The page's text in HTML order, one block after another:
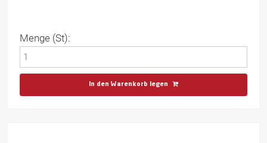
Menge (St):
In den Warenkorb legen